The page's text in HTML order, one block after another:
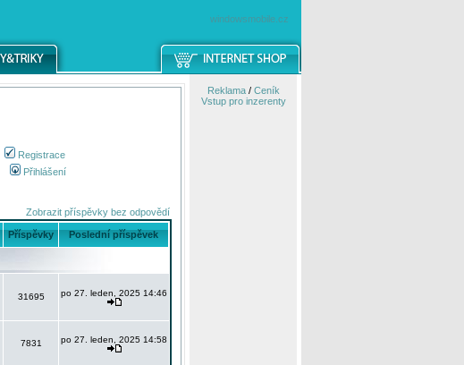
windowsmobile.cz
Registrace
Přihlášení
Zobrazit příspěvky bez odpovědí
Příspěvky Poslední příspěvek
31695 po 27. leden, 2025 14:46
7831 po 27. leden, 2025 14:58
Reklama/ Ceník
Vstup pro inzerenty